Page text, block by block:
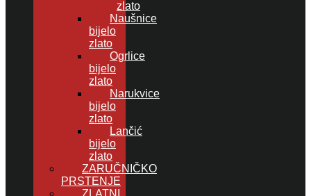
zlato
Naušnice
bijelo
zlato
Ogrlice
bijelo
zlato
Narukvice
bijelo
zlato
Lančić
bijelo
zlato
ZARUČNIČKO
PRSTENJE
ZLATNI